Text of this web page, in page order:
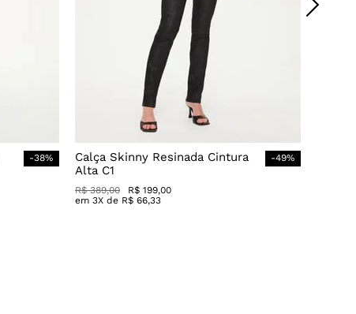
-38%
Calça Skinny Resinada Cintura
Alta C1
-49%
R$ 389,00 R$ 199,00
em3X de R$ 66,33